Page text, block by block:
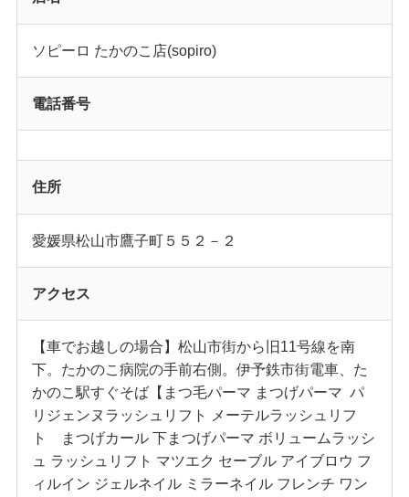
ソピーロ たかのこ店(sopiro)
電話番号
住所
愛媛県松山市鷹子町５５２－２
アクセス
【車でお越しの場合】松山市街から旧11号線を南
下。たかのこ病院の手前右側。伊予鉄市街電車、た
かのこ駅すぐそば【まつ毛パーマ まつげパーマ パ
リジェンヌラッシュリフト メーテルラッシュリフ
ト まつげカール 下まつげパーマ ボリュームラッシ
ュ ラッシュリフト マツエク セーブル アイブロウ フ
ィルイン ジェルネイル ミラーネイル フレンチ ワン